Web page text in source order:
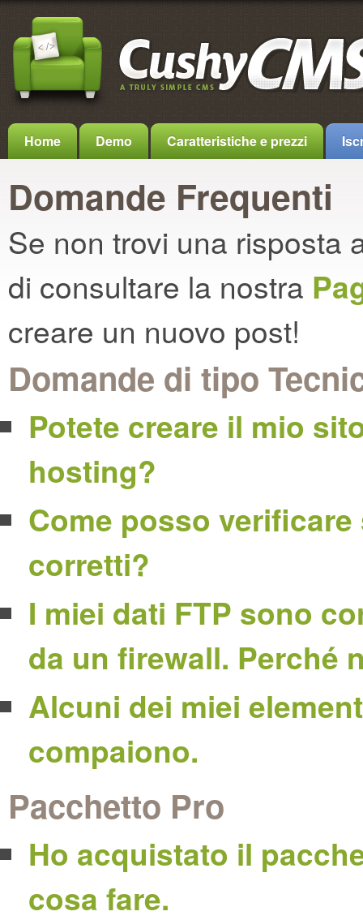
Home Demo Caratteristiche e prezzi
Domande Frequenti
Se non trovi una risposta
di consultare la nostra
creare un nuovo post!
Domande di tipo
Potete creare il mio
hosting?
Come posso
corretti?
I miei dati FTP sono
da un firewall. Perché
Alcuni dei miei
compaiono.
Pacchetto Pro
Ho acquistato il
cosa fare.